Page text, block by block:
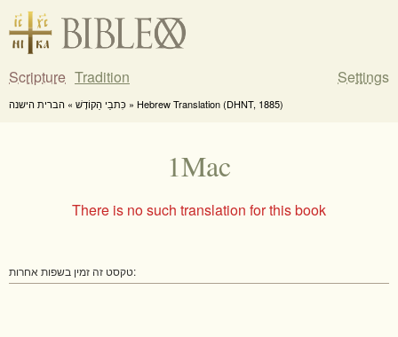
Scripture Tradition Settings
כִּתבֵי הַקוֹדֶשׁ » הברית הישנה » Hebrew Translation (DHNT, 1885)
1Mac
There is no such translation for this book
טקסט זה זמין בשפות אחרות: